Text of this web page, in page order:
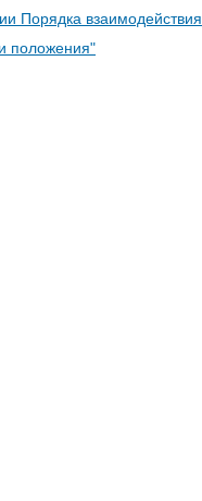
Порядка взаимодействия
положения"